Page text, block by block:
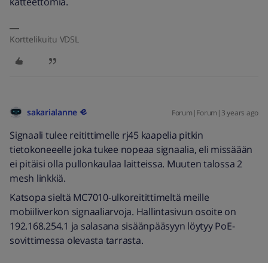
Korttelikuitu VDSL
sakarialanne Forum|Forum|3 years ago
Signaali tulee reitittimelle rj45 kaapelia pitkin
tietokoneeelle joka tukee nopeaa signaalia, eli missäään
ei pitäisi olla pullonkaulaa laitteissa. Muuten talossa 2
mesh linkkiä.
Katsopa sieltä MC7010-ulkoreitittimeltä meille
mobiiliverkon signaaliarvoja. Hallintasivun osoite on
192.168.254.1 ja salasana sisäänpääsyyn löytyy PoE-
sovittimessa olevasta tarrasta.